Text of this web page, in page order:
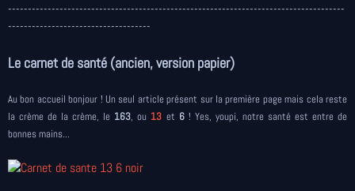
-------------------------------------------------------------------------------------
------------------------------------
Le carnet de santé (ancien, version papier)
Au bon accueil bonjour ! Un seul article présent sur la première page mais cela reste
la crème de la crème, le 163, ou 13 et 6! Yes, youpi, notre santé est entre de
bonnes mains...